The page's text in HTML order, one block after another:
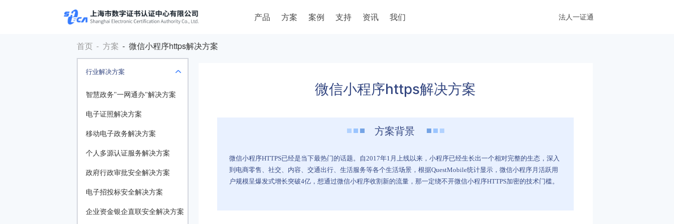
法人一证通
产品 方案 案例 支持 资讯 我们
首页 - 方案 - 微信小程序https解决方案
行业解决方案
智慧政务"一网通办"解决方案
电子证照解决方案
移动电子政务解决方案
个人多源认证服务解决方案
政府行政审批安全解决方案
电子招投标安全解决方案
企业资金银企直联安全解决方案
微信小程序https解决方案
方案背景
微信小程序HTTPS已经是当下最热门的话题。自2017年1月上线以来，小程序已经生长出一个相对完整的生态，深入
到电商零售、社交、内容、交通出行、生活服务等各个生活场景，根据QuestMobile统计显示，微信小程序月活跃用
户规模呈爆发式增长突破4亿，想通过微信小程序收割新的流量，那一定绕不开微信小程序HTTPS加密的技术门槛。